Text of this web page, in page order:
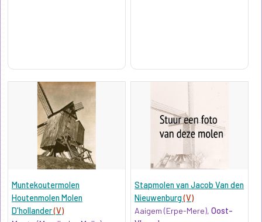
Muntekoutermolen
Houtenmolen Molen
D'hollander(V)
Stapmolen van Jacob Van den
Nieuwenburg(V)
Aaigem (Erpe-Mere),Oost-